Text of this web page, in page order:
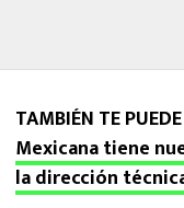
TAMBIÉN TE
Mexicana tiene
la dirección